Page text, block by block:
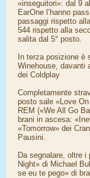
«inseguitori»: dal 9
EarOne l’hanno
passaggi rispetto
544 rispetto alla
salita dal 5° posto.
In terza posizione è
Winehouse, davanti
dei Coldplay
Completamente
posto sale «Love
REM («We All Go
brani in ascesa:
«Tomorrow» dei
Pausini.
Da segnalare, oltre i
Night» di Michael
se eu te pego» di